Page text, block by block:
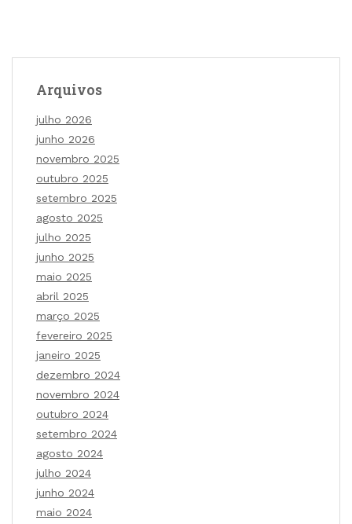
Arquivos
julho 2026
junho 2026
novembro 2025
outubro 2025
setembro 2025
agosto 2025
julho 2025
junho 2025
maio 2025
abril 2025
março 2025
fevereiro 2025
janeiro 2025
dezembro 2024
novembro 2024
outubro 2024
setembro 2024
agosto 2024
julho 2024
junho 2024
maio 2024